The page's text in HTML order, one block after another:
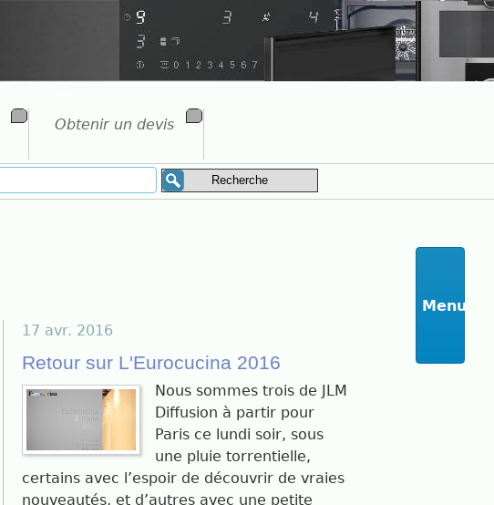
Obtenir un devis
Menu
17 avr. 2016
Retour sur L'Eurocucina 2016
Nous sommes trois de JLM
Diffusion à partir pour
Paris ce lundi soir, sous
une pluie torrentielle,
certains avec l’espoir de découvrir de vraies
nouveautés, et d’autres avec une petite